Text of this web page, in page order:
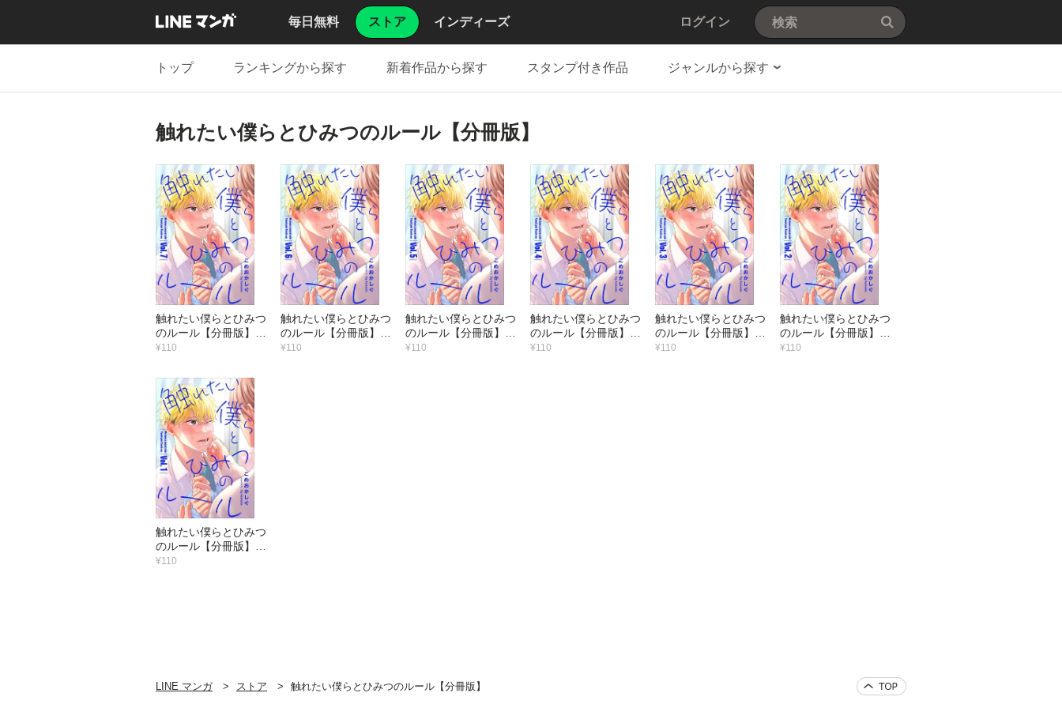
毎日無料 ストア インディーズ ログイン
トップ ランキングから探す 新着作品から探す スタンプ付き作品 ジャンルから探す
触れたい僕らとひみつのルール【分冊版】
触れたい僕らとひみつ
のルール【分冊版】 7
話
¥110
触れたい僕らとひみつ
のルール【分冊版】 6
話
¥110
触れたい僕らとひみつ
のルール【分冊版】 5
話
¥110
触れたい僕らとひみつ
のルール【分冊版】 4
話
¥110
触れたい僕らとひみつ
のルール【分冊版】 3
話
¥110
触れたい僕らとひみつ
のルール【分冊版】 2
話
¥110
触れたい僕らとひみつ
のルール【分冊版】 1
話
¥110
LINE マンガ ストア 触れたい僕らとひみつのルール【分冊版】